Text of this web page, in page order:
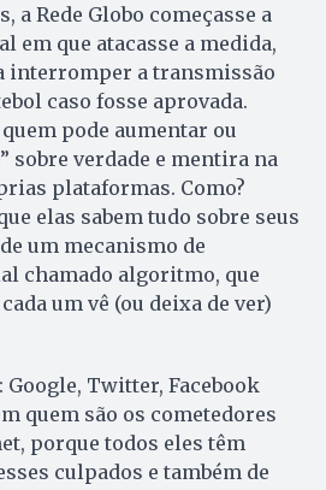
a Rede Globo começasse a
em que atacasse a medida,
interromper a transmissão
caso fosse aprovada.
pode aumentar ou
sobre verdade e mentira na
plataformas. Como?
elas sabem tudo sobre seus
um mecanismo de
chamado algoritmo, que
um vê (ou deixa de ver)
Twitter, Facebook
quem são os cometedores
porque todos eles têm
culpados e também de